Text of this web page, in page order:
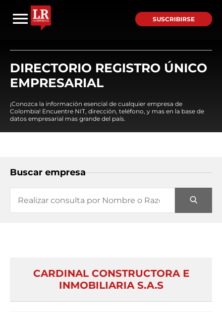
SUSCRIBIRSE
DIRECTORIO REGISTRO ÚNICO
EMPRESARIAL
¡Conozca la información esencial de cualquier empresa de
Colombia! Encuentre NIT, dirección, teléfono, y mas en la base de
datos empresarial mas grande del país.
Buscar empresa
CARDINAL CONSTRUCTORA E
INMOBILIARIA S.A.S